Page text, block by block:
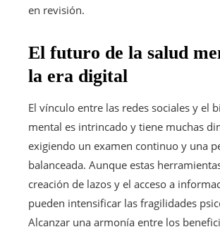
en revisión.
El futuro de la salud
la era digital
El vínculo entre las redes sociales y el
mental es intrincado y tiene muchas
exigiendo un examen continuo y una
balanceada. Aunque estas
creación de lazos y el acceso a
pueden intensificar las fragilidades
Alcanzar una armonía entre los